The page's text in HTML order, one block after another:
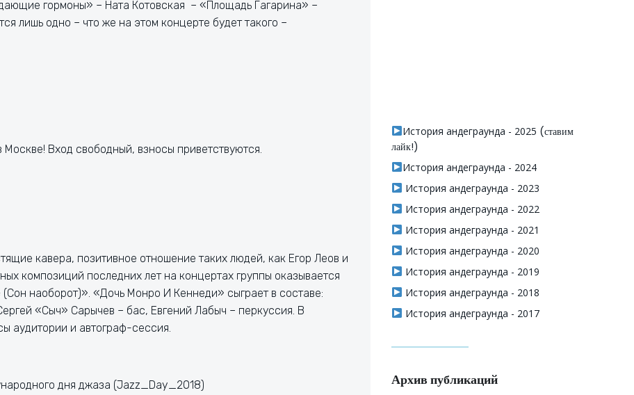
гормоны» – Ната Котовская – «Площадь Гагарина» –
лишь одно – что же на этом концерте будет такого –
Вход свободный, взносы приветствуются.
кавера, позитивное отношение таких людей, как Егор Леов и
композиций последних лет на концертах группы оказывается
наоборот)». «Дочь Монро И Кеннеди» сыграет в составе:
«Сыч» Сарычев – бас, Евгений Лабыч – перкуссия. В
аудитории и автограф-сессия.
дня джаза (Jazz_Day_2018)
История андеграунда - 2025 (ставим
лайк!)
История андеграунда - 2024
История андеграунда - 2023
История андеграунда - 2022
История андеграунда - 2021
История андеграунда - 2020
История андеграунда - 2019
История андеграунда - 2018
История андеграунда - 2017
Архив публикаций